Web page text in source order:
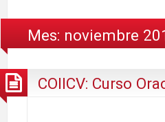
Mes: noviembre
COIICV: Curso